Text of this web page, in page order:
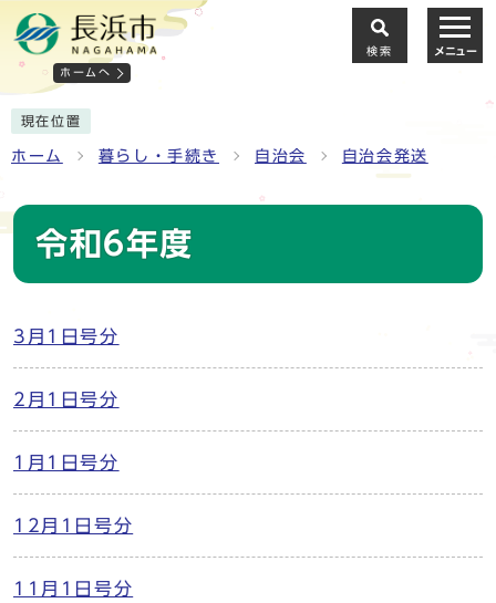
ホームへ
検索 メニュー
現在位置
ホーム 暮らし・手続き 自治会 自治会発送
令和6年度
3月1日号分
2月1日号分
1月1日号分
12月1日号分
11月1日号分